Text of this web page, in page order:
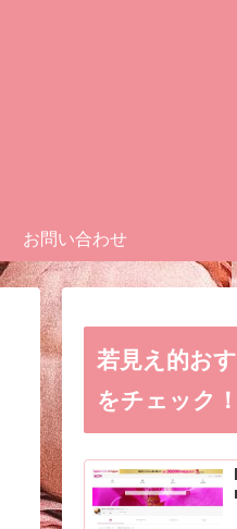
お問い合わせ
若見え的お
をチェック！